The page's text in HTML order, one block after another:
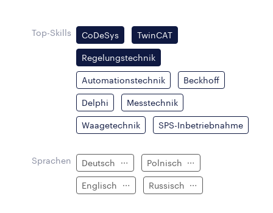
Top-Skills CoDeSys TwinCAT
Regelungstechnik
Automationstechnik Beckhoff
Delphi Messtechnik
Waagetechnik SPS-Inbetriebnahme
Sprachen Deutsch Polnisch
Englisch Russisch